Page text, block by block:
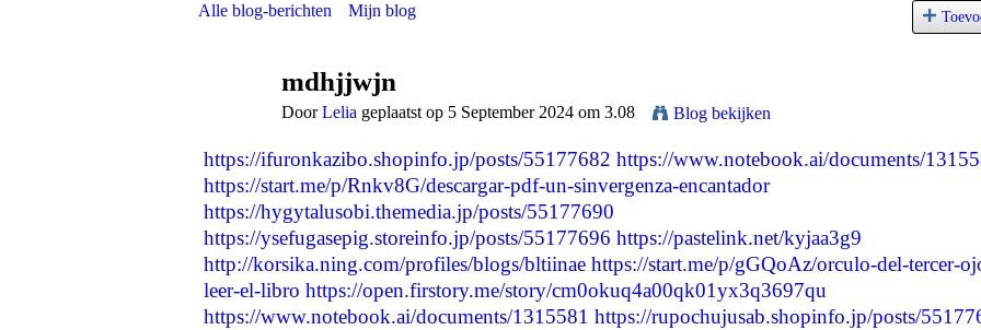
Alle blog-berichten Mijn blog
mdhjjwjn
DoorLelia geplaatst op 5 September 2024 om 3.08 Blog bekijken
https://ifuronkazibo.shopinfo.jp/posts/55177682 https://www.notebook.ai/documents/
https://start.me/p/Rnkv8G/descargar-pdf-un-sinvergenza-encantador
https://hygytalusobi.themedia.jp/posts/55177690
https://ysefugasepig.storeinfo.jp/posts/55177696 https://pastelink.net/kyjaa3g9
http://korsika.ning.com/profiles/blogs/bltiinae https://start.me/p/gGQoAz/orculo-del-tercer-
leer-el-libro https://open.firstory.me/story/cm0okuq4a00qk01yx3q3697qu
https://www.notebook.ai/documents/1315581 https://rupochujusab.shopinfo.jp/posts/